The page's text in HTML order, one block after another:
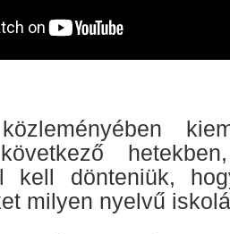
kell dönteniük,
milyen nyelvű